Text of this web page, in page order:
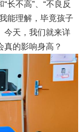
长不高”、“不良反
能理解，毕竟孩子
今天，我们就来详
真的影响身高？